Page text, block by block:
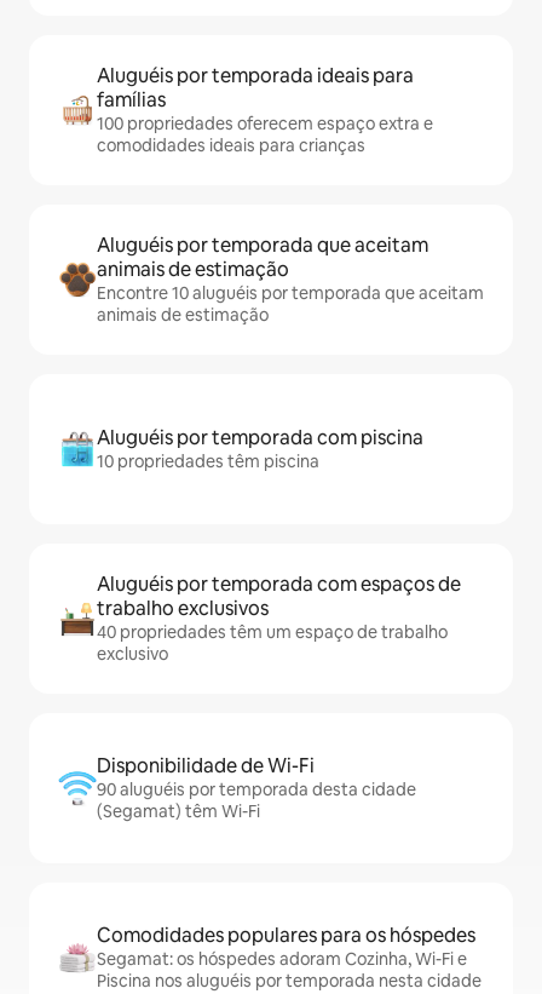
Aluguéis por temporada ideais para
famílias
100 propriedades oferecem espaço extra e
comodidades ideais para crianças
Aluguéis por temporada que aceitam
animais de estimação
Encontre 10 aluguéis por temporada que aceitam
animais de estimação
Aluguéis por temporada com piscina
10 propriedades têm piscina
Aluguéis por temporada com espaços de
trabalho exclusivos
40 propriedades têm um espaço de trabalho
exclusivo
Disponibilidade de Wi-Fi
90 aluguéis por temporada desta cidade
(Segamat) têm Wi-Fi
Comodidades populares para os hóspedes
Segamat: os hóspedes adoram Cozinha, Wi-Fi e
Piscina nos aluguéis por temporada nesta cidade